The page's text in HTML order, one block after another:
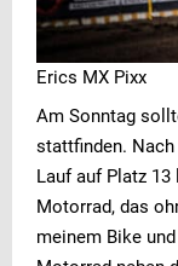
Erics MX Pixx
Am Sonntag
stattfinden.
Lauf auf Platz
Motorrad, das
meinem Bike